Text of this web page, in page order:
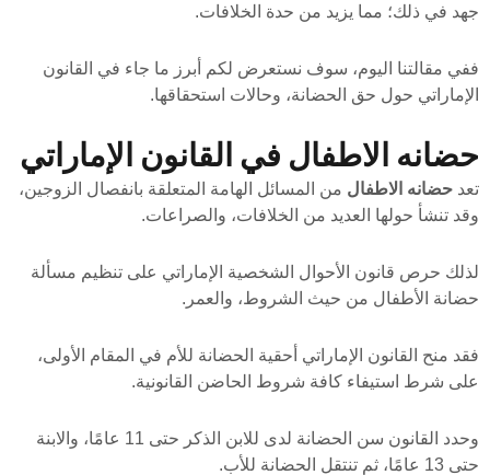
جهد في ذلك؛ مما يزيد من حدة الخلافات.
ففي مقالتنا اليوم، سوف نستعرض لكم أبرز ما جاء في القانون
الإماراتي حول حق الحضانة، وحالات استحقاقها.
حضانه الاطفال في القانون الإماراتي
تعد حضانه الاطفال من المسائل الهامة المتعلقة بانفصال الزوجين،
وقد تنشأ حولها العديد من الخلافات، والصراعات.
لذلك حرص قانون الأحوال الشخصية الإماراتي على تنظيم مسألة
حضانة الأطفال من حيث الشروط، والعمر.
فقد منح القانون الإماراتي أحقية الحضانة للأم في المقام الأولى،
على شرط استيفاء كافة شروط الحاضن القانونية.
وحدد القانون سن الحضانة لدى للابن الذكر حتى 11 عامًا، والابنة
حتى 13 عامًا، ثم تنتقل الحضانة للأب.